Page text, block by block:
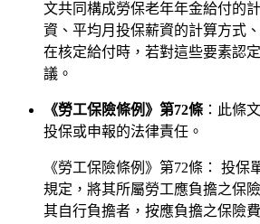
文共同構成勞保老年年金給付的
資、平均月投保薪資的計算方式
在核定給付時，若對這些要素認
議。
《勞工保險條例》第72條 ：此條
投保或申報的法律責任。
《勞工保險條例》第72條： 投保
規定，將其所屬勞工應負擔之保
其自行負擔者，按應負擔之保險